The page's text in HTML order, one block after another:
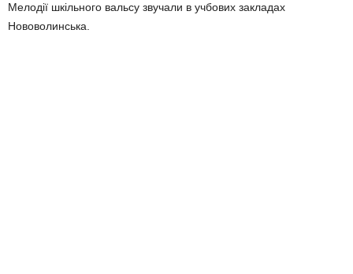
Мелодії шкільного вальсу звучали в учбових закладах
Нововолинська.